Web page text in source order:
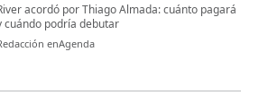
acordó por Thiago Almada: cuánto pagará
cuándo podría debutar
enAgenda